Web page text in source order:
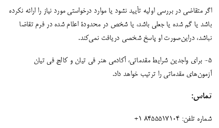
اگر متقاضی در بررسی اولیه تأیید نشود یا موارد درخواستی مورد نیاز را ارائه نکرده
باشد یا گم شده یا جعلی باشد، یا شخص در محدودۀ اعلام شده در فرم تقاضا
نباشد، دراین‌صورت او پاسخ شخصی دریافت نمی‌کند.
۵- برای واجدین شرایط مقدماتی، آکادمی هنر فی تیان و کالج فی تیان
آزمون‌های مقدماتی را ترتیب خواهد داد.
تماس:
شماره تلفن: ۸۴۵۵۵۱۷۱۰۴ ۱‎+